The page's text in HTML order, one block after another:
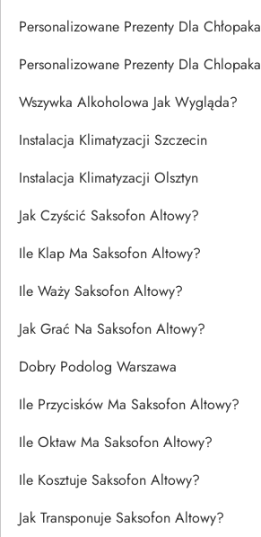
Personalizowane Prezenty Dla Chłopaka
Personalizowane Prezenty Dla Chlopaka
Wszywka Alkoholowa Jak Wygląda?
Instalacja Klimatyzacji Szczecin
Instalacja Klimatyzacji Olsztyn
Jak Czyścić Saksofon Altowy?
Ile Klap Ma Saksofon Altowy?
Ile Waży Saksofon Altowy?
Jak Grać Na Saksofon Altowy?
Dobry Podolog Warszawa
Ile Przycisków Ma Saksofon Altowy?
Ile Oktaw Ma Saksofon Altowy?
Ile Kosztuje Saksofon Altowy?
Jak Transponuje Saksofon Altowy?